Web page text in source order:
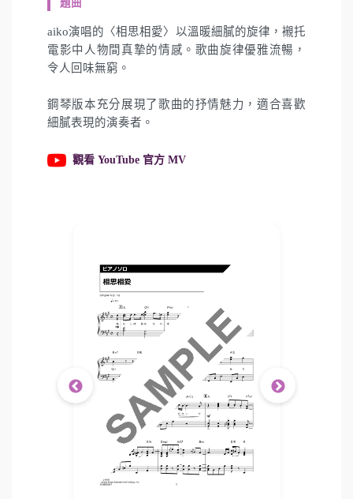
題曲
aiko演唱的〈相思相愛〉以溫暖細膩的旋律，襯托
電影中人物間真摯的情感。歌曲旋律優雅流暢，
令人回味無窮。
鋼琴版本充分展現了歌曲的抒情魅力，適合喜歡
細膩表現的演奏者。
觀看 YouTube 官方 MV